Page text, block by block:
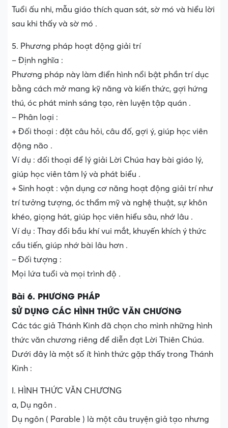
Tuổi ấu nhi, mẫu giáo thích quan sát, sờ mó và hiểu lời
sau khi thấy và sờ mó .
5. Phương pháp hoạt động giải trí
– Định nghĩa :
Phương pháp này làm điển hình nổi bật phần trí dục
bằng cách mở mang kỹ năng và kiến thức, gợi hứng
thú, óc phát minh sáng tạo, rèn luyện tập quán .
– Phân loại :
+ Đối thoại : đặt câu hỏi, câu đố, gợi ý, giúp học viên
động não .
Ví dụ : đối thoại để lý giải Lời Chúa hay bài giáo lý,
giúp học viên tâm lý và phát biểu .
+ Sinh hoạt : vận dụng cơ năng hoạt động giải trí như
trí tưởng tượng, óc thẩm mỹ và nghệ thuật, sự khôn
khéo, giọng hát, giúp học viên hiểu sâu, nhớ lâu .
Ví dụ : Thay đổi bầu khí vui mắt, khuyến khích ý thức
cầu tiến, giúp nhớ bài lâu hơn .
– Đối tượng :
Mọi lứa tuổi và mọi trình độ .
Bài 6. PHƯƠNG PHÁP
SỬ DỤNG CÁC HÌNH THỨC VĂN CHƯƠNG
Các tác giả Thánh Kinh đã chọn cho mình những hình
thức văn chương riêng để diễn đạt Lời Thiên Chúa.
Dưới đây là một số ít hình thức gặp thấy trong Thánh
Kinh :
I. HÌNH THỨC VĂN CHƯƠNG
a, Dụ ngôn .
Dụ ngôn ( Parable ) là một câu truyện giả tạo nhưng